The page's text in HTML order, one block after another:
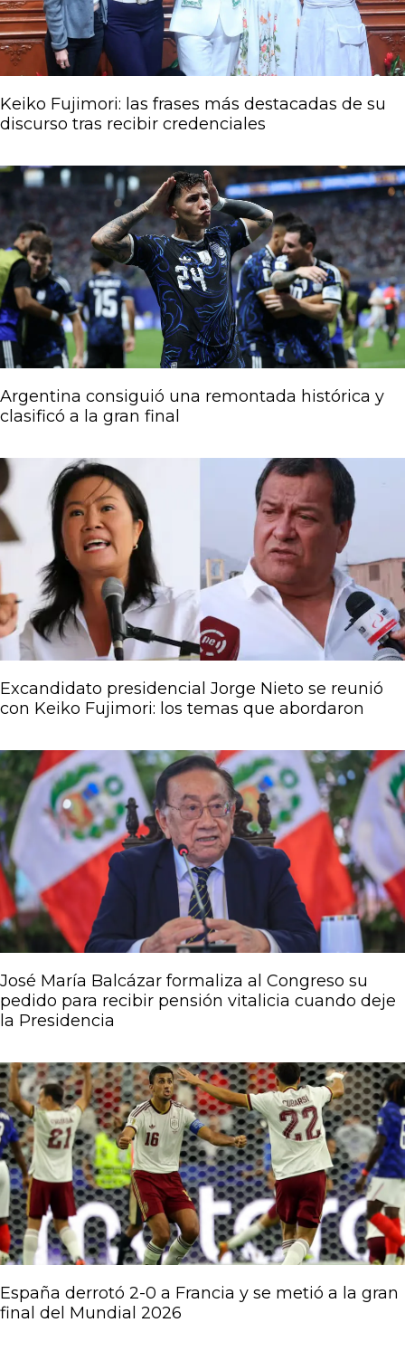
Keiko Fujimori: las frases más destacadas de su
discurso tras recibir credenciales
Argentina consiguió una remontada histórica y
clasificó a la gran final
Excandidato presidencial Jorge Nieto se reunió
con Keiko Fujimori: los temas que abordaron
José María Balcázar formaliza al Congreso su
pedido para recibir pensión vitalicia cuando deje
la Presidencia
España derrotó 2-0 a Francia y se metió a la gran
final del Mundial 2026